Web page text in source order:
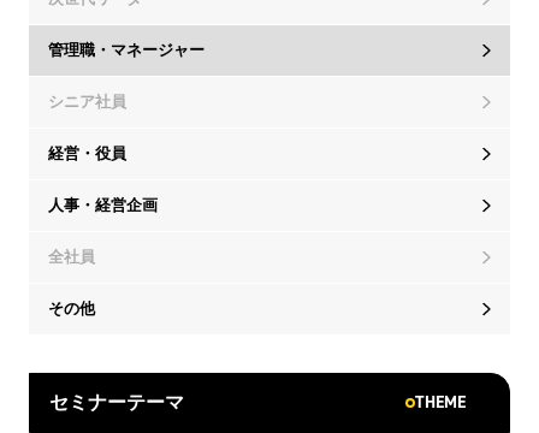
管理職・マネージャー
シニア社員
経営・役員
人事・経営企画
全社員
その他
セミナーテーマ THEME